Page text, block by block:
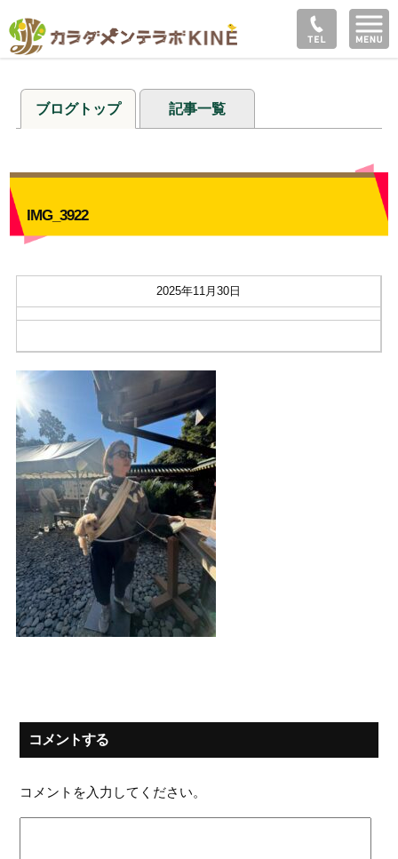
ブログトップ 記事一覧
IMG_3922
2025年11月30日
コメントする
コメントを入力してください。